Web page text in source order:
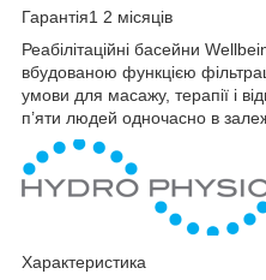
Гарантія1 2 місяців
Реабілітаційні басейни
вбудованою функцією
умови для масажу, терапії і
п’яти людей одночасно в
Характеристика